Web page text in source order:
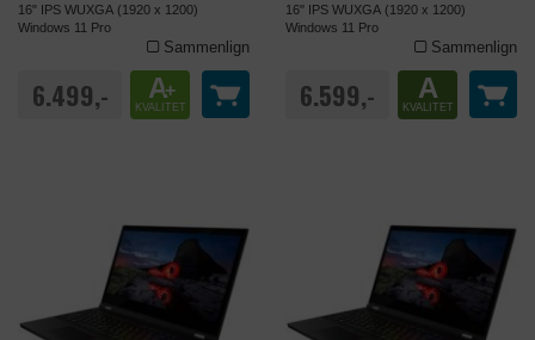
Udbyder
DATABEHANDLER
FACEBOOK
tredjepartsannoncører.
Privatlivspolitikhttps://www.facebook.com/about/priva
cy/update
16" IPS WUXGA (1920 x 1200)
Windows 11 Pro
Sammenlign
6.499,- A+
KVALITET
16" IPS WUXGA (1920 x 1200)
Windows 11 Pro
Sammenlign
6.599,- A
KVALITET